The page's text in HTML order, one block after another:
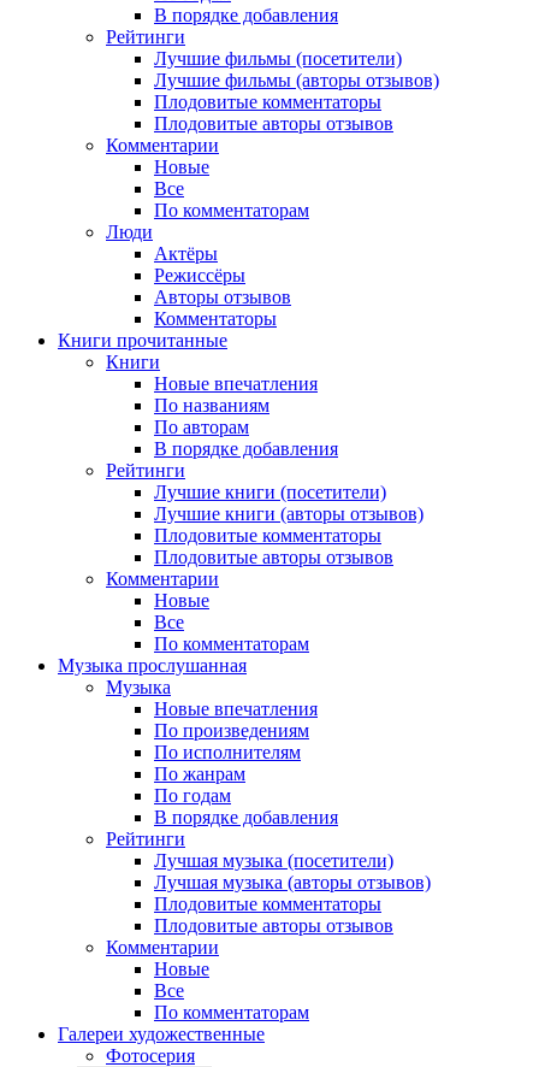
В порядке добавления
Рейтинги
Лучшие фильмы (посетители)
Лучшие фильмы (авторы отзывов)
Плодовитые комментаторы
Плодовитые авторы отзывов
Комментарии
Новые
Все
По комментаторам
Люди
Актёры
Режиссёры
Авторы отзывов
Комментаторы
Книги прочитанные
Книги
Новые впечатления
По названиям
По авторам
В порядке добавления
Рейтинги
Лучшие книги (посетители)
Лучшие книги (авторы отзывов)
Плодовитые комментаторы
Плодовитые авторы отзывов
Комментарии
Новые
Все
По комментаторам
Музыка прослушанная
Музыка
Новые впечатления
По произведениям
По исполнителям
По жанрам
По годам
В порядке добавления
Рейтинги
Лучшая музыка (посетители)
Лучшая музыка (авторы отзывов)
Плодовитые комментаторы
Плодовитые авторы отзывов
Комментарии
Новые
Все
По комментаторам
Галереи художественные
Фотосерия